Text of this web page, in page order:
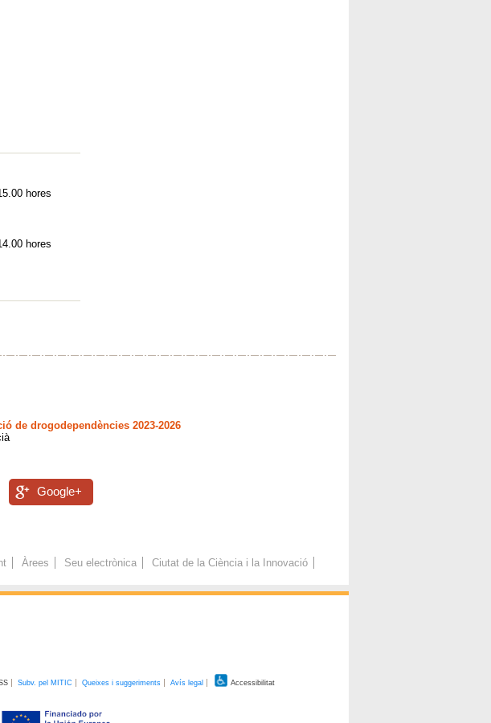
hores
hores
de drogodependències 2023-2026
Google+
Àrees Seu electrònica Ciutat de la Ciència i la Innovació
Subv. pel MITIC Queixes i suggeriments Avís legal Accessibilitat